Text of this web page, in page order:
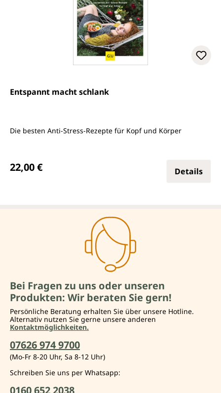
Entspannt macht schlank
Die besten Anti-Stress-Rezepte für Kopf und Körper
22,00 € Details
Bei Fragen zu uns oder unseren
Produkten: Wir beraten Sie gern!
Persönliche Beratung erhalten Sie über unsere Hotline.
Alternativ nutzen Sie gerne unsere anderen
Kontaktmöglichkeiten.
07626 974 9700
(Mo-Fr 8-20 Uhr, Sa 8-12 Uhr)
Schreiben Sie uns per Whatsapp:
0160 652 2038